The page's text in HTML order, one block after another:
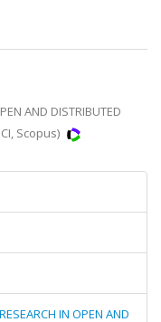
AND DISTRIBUTED
Scopus)
IN OPEN AND